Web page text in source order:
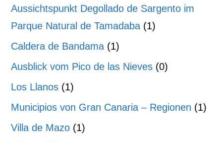
Aussichtspunkt Degollado de Sargento im
Parque Natural de Tamadaba (1)
Caldera de Bandama (1)
Ausblick vom Pico de las Nieves (0)
Los Llanos (1)
Municipios von Gran Canaria – Regionen (1)
Villa de Mazo (1)